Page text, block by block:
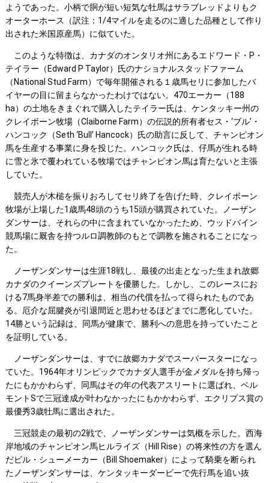
ようであった。小柄で胴が短い短気な牡馬はサラブレッドよりもク
オーターホース（訳注：1/4マイルを走るのに適した品種として作り
出された米国原産馬）に似ていた。
このような特徴は、カナダのオンタリオ州にあるエドワード・P・
テイラー（Edward P Taylor）氏のナショナルスタッドファーム
（National Stud Farm）で毎年開催される１歳馬セリに参加したバ
イヤーの目に留まらなかったわけではない。470エーカー（188
ha）の土地をきまぐれで購入したテイラー氏は、ケンタッキー州の
クレイボーン牧場（Claiborne Farm）の伝説的所有者セス・‘ブル’・
ハンコック（Seth ‘Bull’ Hancock）氏の助言に反して、チャンピオン
馬を生産する事業に身を投じた。ハンコック氏は、仔馬が生れる時
に雪と氷で覆われている牧場ではチャンピオン馬は育たないと主張
していた。
競売人が木槌を振りおろしてセリ終了を告げた時、クレイボーン
牧場が上場した1歳馬48頭のうち15頭が購買されていた。ノーザン
ダンサーは、それらの中に含まれていなかったため、ウッドバイン
競馬場に厩舎を持つルロ調教師のもとで調教を施されることになっ
た。
ノーザンダンサーは生涯18戦し、最後の出走となった生まれ故郷
カナダのクイーンズプレートを優勝した。しかし、このレースにお
ける7馬身半差での勝利は、相当の代償を払って得られたものであ
る。厄介な屈腱炎が引退間近と思わせるほどまでに悪化していた。
14勝という記録は、同馬が健康で、勝利への意思を持っていたこと
を証明している。
ノーザンダンサーは、すでに故郷カナダでスーパースターになっ
ていた。1964年オリンピックでカナダ人選手が金メダルを持ち帰っ
たにもかかわらず、同馬はその年の代表アスリートに選ばれ、ベル
モントSで三冠達成が叶わなかったにもかかわらず、エクリプス賞の
最優秀3歳牡馬に選出された。
三冠競走の最初の2戦で、ノーザンダンサーは気概を示した。西海
岸地域のチャンピオン馬ヒルライズ（Hill Rise）の将来性の方を選ん
だビル・シューメーカー（Bill Shoemaker）によって騎乗を断られ
たノーザンダンサーは、ケンタッキーダービーで先行馬を追い抜